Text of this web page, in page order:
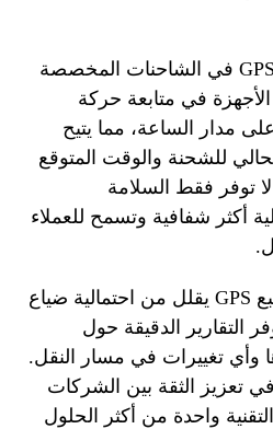
هي استعمال أجهزة تتبع GPS في الشاحنات المخصصة
في متابعة حركة
مدار الساعة، مما يتيح
للشحنة والوقت المتوقع
لا توفر فقط السلامة
أكثر شفافية وتسمح للعملاء
كما أن استعمال أجهزة تتبع GPS يقلل من احتمالية ضياع
التقارير الدقيقة حول
وأي تغييرات في مسار النقل.
تعزيز الثقة بين الشركات
واحدة من أكثر الحلول